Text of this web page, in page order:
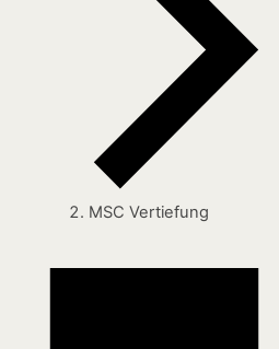
MSC Vertiefung
Veranstaltungen